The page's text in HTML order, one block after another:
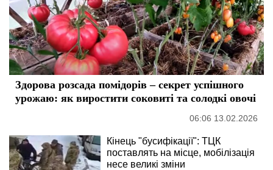
Здорова розсада помідорів – секрет успішного
урожаю: як виростити соковиті та солодкі овочі
06:06 13.02.2026
Кінець "бусифікації": ТЦК
поставлять на місце, мобілізація
несе великі зміни